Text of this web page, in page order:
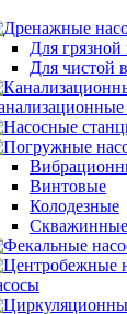
Для
Для чистой
Винтовые
Колодезные
Скважинные